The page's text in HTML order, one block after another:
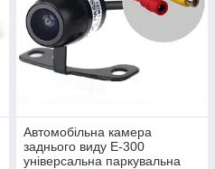
Автомобільна камера
заднього виду E-300
універсальна паркувальна